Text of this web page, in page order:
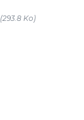
(293.8 Ko)